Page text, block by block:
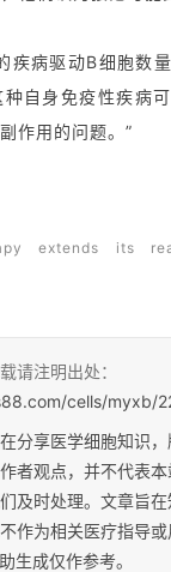
疾病驱动B细胞数
自身免疫性疾病
作用的问题。”
extends its
请注明出处：
cells/myxb/
分享医学细胞知识
者观点，并不代表
及时处理。文章旨
作为相关医疗指导
生成仅作参考。